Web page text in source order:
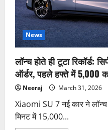
20
मिनट
की
चार्जिंग
में
देगी
400KM
जबरदस्त
रेंज!
News
लॉन्च होते ही टूटा रिकॉर्ड:
ऑर्डर, पहले हफ्ते में 5,000
Neeraj March 31, 2026
Xiaomi SU 7 नई कार ने लॉन्च
मिनट में 15,000...